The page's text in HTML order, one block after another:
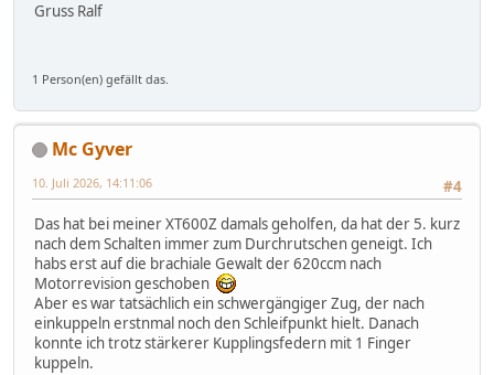
Gruss Ralf
1 Person(en) gefällt das.
Mc Gyver
#4
10. Juli 2026, 14:11:06
Das hat bei meiner XT600Z damals geholfen, da hat der 5. kurz
nach dem Schalten immer zum Durchrutschen geneigt. Ich
habs erst auf die brachiale Gewalt der 620ccm nach
Motorrevision geschoben
Aber es war tatsächlich ein schwergängiger Zug, der nach
einkuppeln erstnmal noch den Schleifpunkt hielt. Danach
konnte ich trotz stärkerer Kupplingsfedern mit 1 Finger
kuppeln.